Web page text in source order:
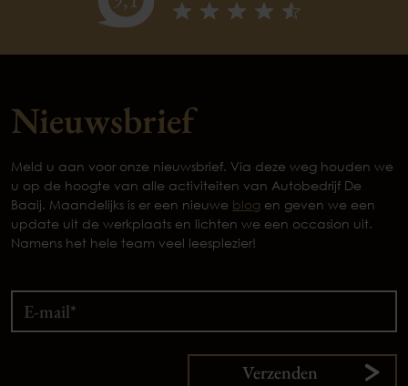
Nieuwsbrief
Meld u aan voor onze nieuwsbrief. Via deze weg houden we
u op de hoogte van alle activiteiten van Autobedrijf De
Baaij. Maandelijks is er een nieuwe blog en geven we een
update uit de werkplaats en lichten we een occasion uit.
Namens het hele team veel leesplezier!
Verzenden